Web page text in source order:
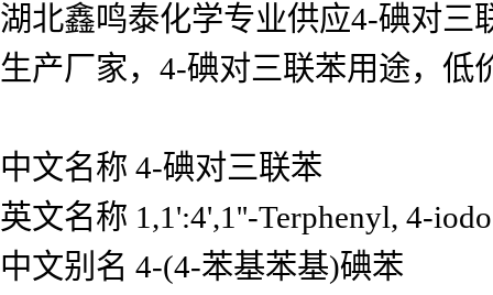
湖北鑫鸣泰化学专业供应4-碘对三
生产厂家，4-碘对三联苯用途，
中文名称 4-碘对三联苯
英文名称 1,1':4',1''-Terphenyl, 4-
中文别名 4-(4-苯基苯基)碘苯